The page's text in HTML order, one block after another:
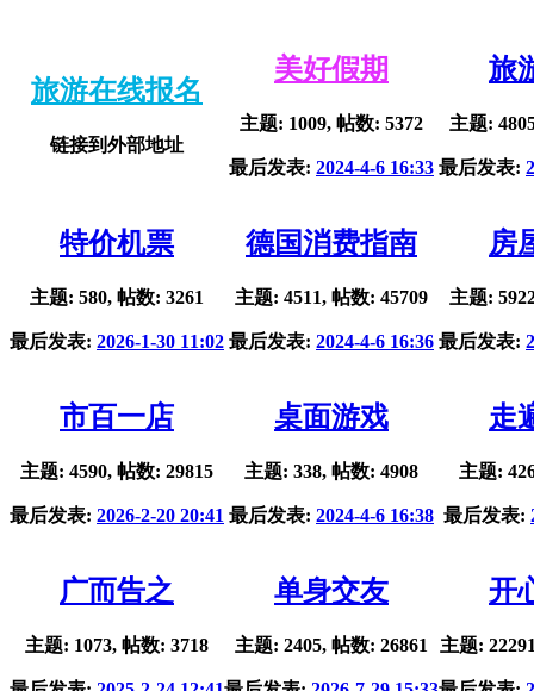
旅游在线报名
链接到外部地址
美好假期
主题: 1009, 帖数: 5372
最后发表: 2024-4-6 16:33
旅
主题:
最后发表:
特价机票
主题: 580, 帖数: 3261
最后发表: 2026-1-30 11:02
德国消费指南
主题: 4511, 帖数: 45709
最后发表: 2024-4-6 16:36
房
主题:
最后发表:
市百一店
主题: 4590, 帖数: 29815
最后发表: 2026-2-20 20:41
桌面游戏
主题: 338, 帖数: 4908
最后发表: 2024-4-6 16:38
走
主题:
最后发表:
广而告之
主题: 1073, 帖数: 3718
单身交友
主题: 2405, 帖数: 26861
开
主题: